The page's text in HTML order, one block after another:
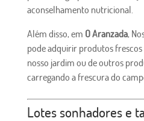
aconselhamento nutricional.
Além disso, em O Aranzada,
pode adquirir produtos
nosso jardim ou de outros
carregando a frescura do
Lotes sonhadores e